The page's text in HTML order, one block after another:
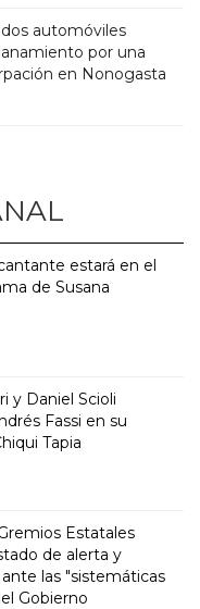
automóviles
por una
en Nonogasta
estará en el
de Susana
y Daniel Scioli
Fassi en su
Tapia
Estatales
de alerta y
las "sistemáticas
Gobierno